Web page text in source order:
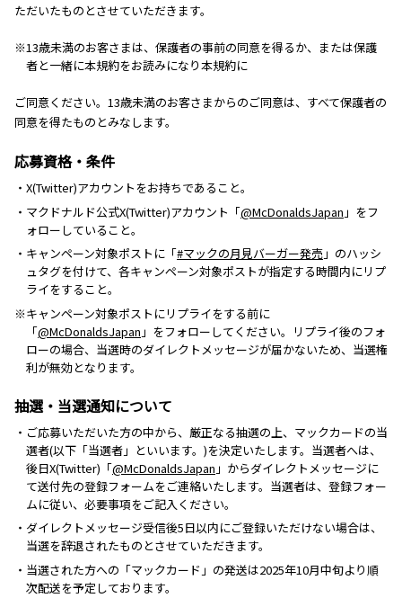
ただいたものとさせていただきます。
※13歳未満のお客さまは、保護者の事前の同意を得るか、または保護
者と一緒に本規約をお読みになり本規約に
ご同意ください。13歳未満のお客さまからのご同意は、すべて保護者の
同意を得たものとみなします。
応募資格・条件
・X(Twitter)アカウントをお持ちであること。
・マクドナルド公式X(Twitter)アカウント「@McDonaldsJapan 」をフ
ォローしていること。
・キャンペーン対象ポストに「#マックの月見バーガー発売 」のハッシ
ュタグを付けて、各キャンペーン対象ポストが指定する時間内にリプ
ライをすること。
※キャンペーン対象ポストにリプライをする前に
「@McDonaldsJapan 」をフォローしてください。リプライ後のフォ
ローの場合、当選時のダイレクトメッセージが届かないため、当選権
利が無効となります。
抽選・当選通知について
・ご応募いただいた方の中から、厳正なる抽選の上、マックカードの当
選者(以下「当選者」といいます。)を決定いたします。当選者へは、
後日X(Twitter)「@McDonaldsJapan 」からダイレクトメッセージに
て送付先の登録フォームをご連絡いたします。当選者は、登録フォー
ムに従い、必要事項をご記入ください。
・ダイレクトメッセージ受信後5日以内にご登録いただけない場合は、
当選を辞退されたものとさせていただきます。
・当選された方への「マックカード」の発送は2025年10月中旬より順
次配送を予定しております。